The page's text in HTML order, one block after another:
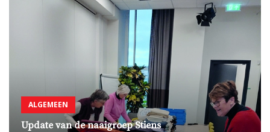
ALGEMEEN
Update van de naaigroep Stiens